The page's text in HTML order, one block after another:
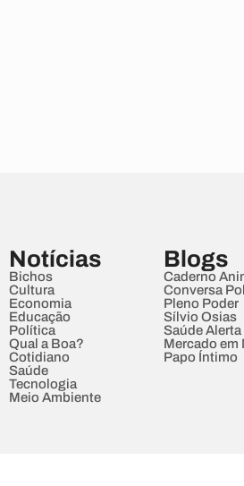
Notícias
Bichos
Cultura
Economia
Educação
Política
Qual a Boa?
Cotidiano
Saúde
Tecnologia
Meio Ambiente
Blogs
Caderno
Conversa
Pleno Poder
Sílvio Osias
Saúde Alerta
Mercado em
Papo Íntimo